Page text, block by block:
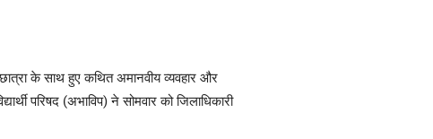
के साथ हुए कथित अमानवीय व्यवहार और
परिषद (अभाविप) ने सोमवार को जिलाधिकारी